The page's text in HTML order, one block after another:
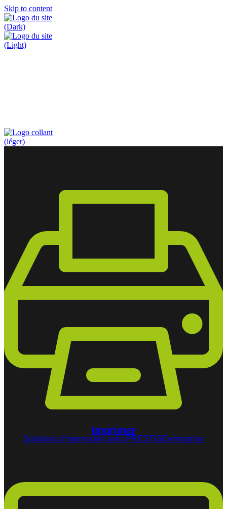
Skip to content
Imprimer
Solutions d'impression avec PRESTIGEenterprise